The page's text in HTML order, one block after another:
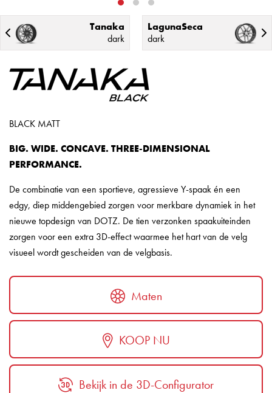
Tanaka
dark
LagunaSeca
dark
BLACK MATT
BIG. WIDE. CONCAVE. THREE-DIMENSIONAL
PERFORMANCE.
De combinatie van een sportieve, agressieve Y-spaak én een
edgy, diep middengebied zorgen voor merkbare dynamiek in het
nieuwe topdesign van DOTZ. De tien verzonken spaakuiteinden
zorgen voor een extra 3D-effect waarmee het hart van de velg
visueel wordt gescheiden van de velgbasis.
Maten
KOOP NU
Bekijk in de 3D-Configurator